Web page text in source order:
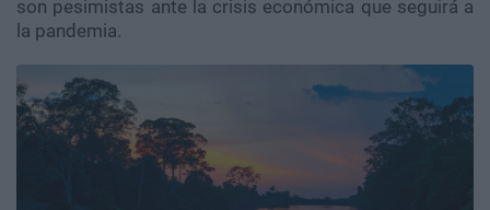
son pesimistas ante la crisis económica que seguirá a
la pandemia.